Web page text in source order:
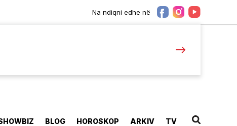
Na ndiqni edhe në
BLOG HOROSKOP ARKIV TV